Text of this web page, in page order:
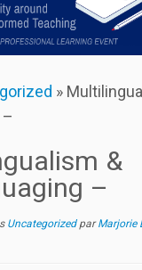
»
&
–
Uncategorized parMarjorie